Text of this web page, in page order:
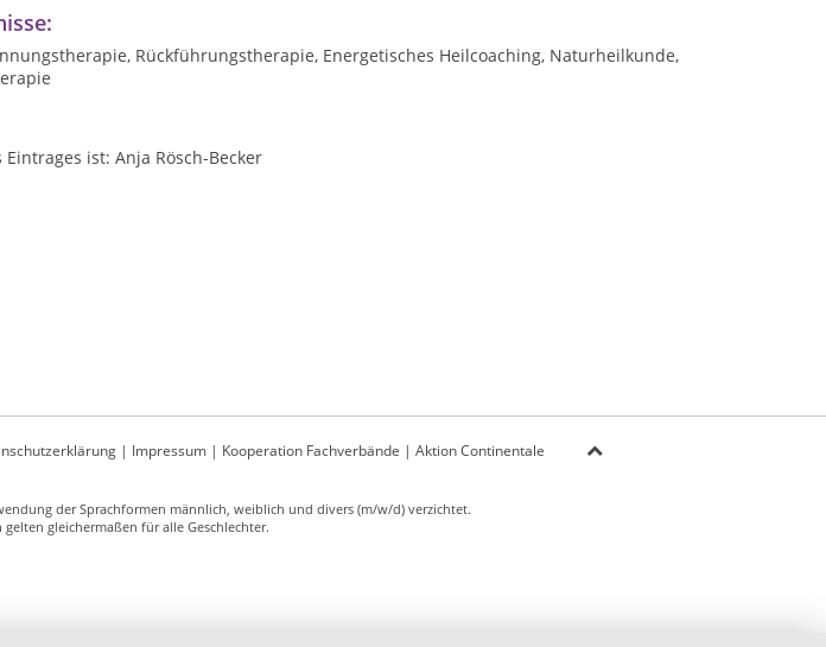
Rückführungstherapie, Energetisches Heilcoaching, Naturheilkunde,
ist: Anja Rösch-Becker
| Impressum| Kooperation Fachverbände | Aktion Continentale
der Sprachformen männlich, weiblich und divers (m/w/d) verzichtet.
gleichermaßen für alle Geschlechter.